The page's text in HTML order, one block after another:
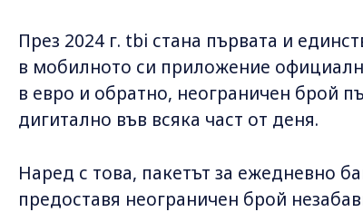
През 2024 г. tbi стана първата и
в мобилното си приложение
в евро и обратно, неограничен брой
дигитално във всяка част от деня.
Наред с това, пакетът за ежедневно
предоставя неограничен брой